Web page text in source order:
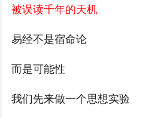
被误读千年的天机
易经不是宿命论
而是可能性
我们先来做一个思想实验